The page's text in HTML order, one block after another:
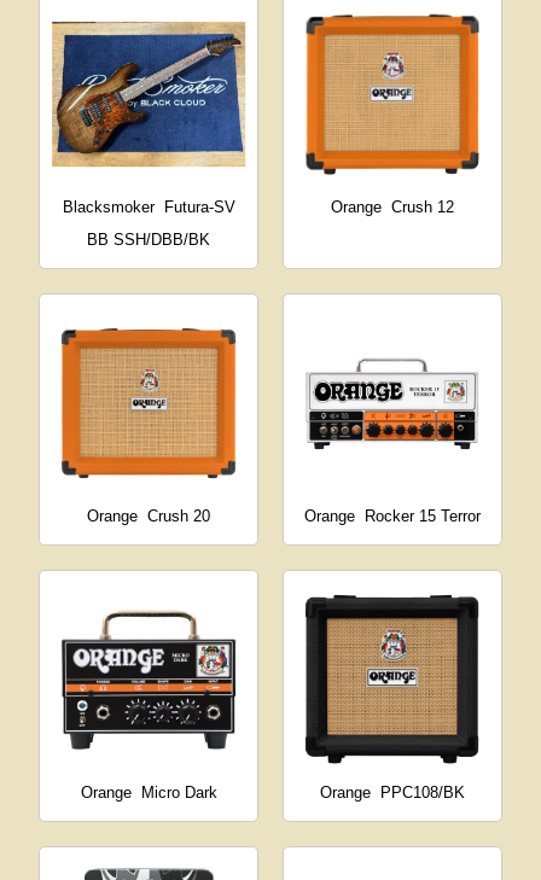
Blacksmoker
Futura-SV
BB SSH/DBB/BK
Orange Crush 12
Orange Crush 20 Orange Rocker 15 Terror
Orange Micro Dark Orange PPC108/BK